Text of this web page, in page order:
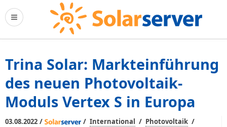
Trina Solar: Markteinführung
des neuen Photovoltaik-
Moduls Vertex S in Europa
03.08.2022 / / International / Photovoltaik /